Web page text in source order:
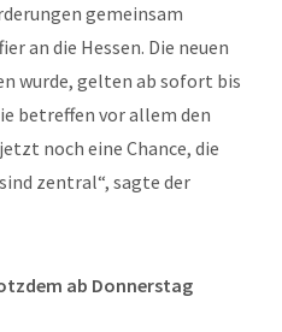
gemeinsam
an die Hessen. Die neuen
wurde, gelten ab sofort bis
betreffen vor allem den
noch eine Chance, die
zentral“, sagte der
ab Donnerstag